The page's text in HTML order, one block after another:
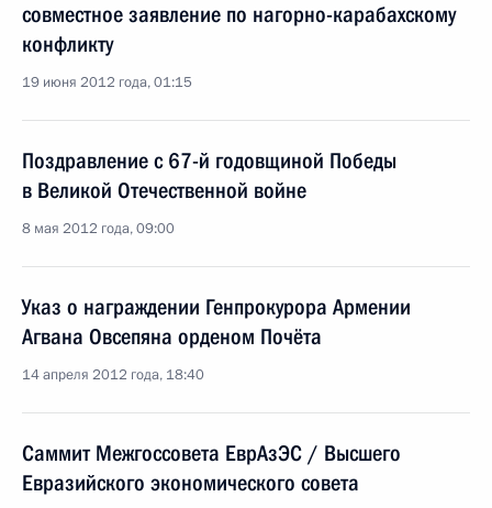
совместное заявление по нагорно-карабахскому
конфликту
19 июня 2012 года, 01:15
Поздравление с 67-й годовщиной Победы
в Великой Отечественной войне
8 мая 2012 года, 09:00
Указ о награждении Генпрокурора Армении
Агвана Овсепяна орденом Почёта
14 апреля 2012 года, 18:40
Саммит Межгоссовета ЕврАзЭС / Высшего
Евразийского экономического совета